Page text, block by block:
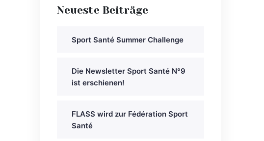
Neueste Beiträge
Sport Santé Summer Challenge
Die Newsletter Sport Santé N°9
ist erschienen!
FLASS wird zur Fédération Sport
Santé